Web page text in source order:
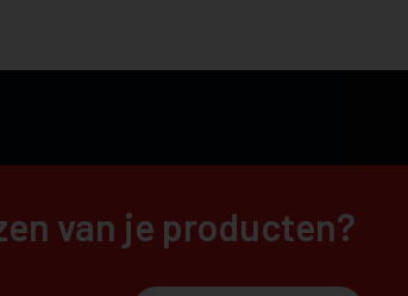
van je producten?